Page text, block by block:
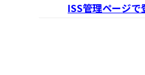
ISS管理ページで